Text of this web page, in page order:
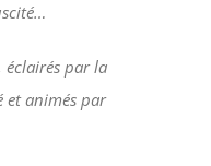
éclairés par la
et animés par